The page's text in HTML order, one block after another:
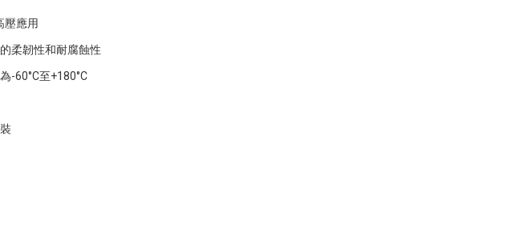
壓應用
柔韌性和耐腐蝕性
-60°C至+180°C